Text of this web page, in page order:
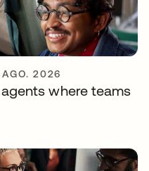
2026
where teams